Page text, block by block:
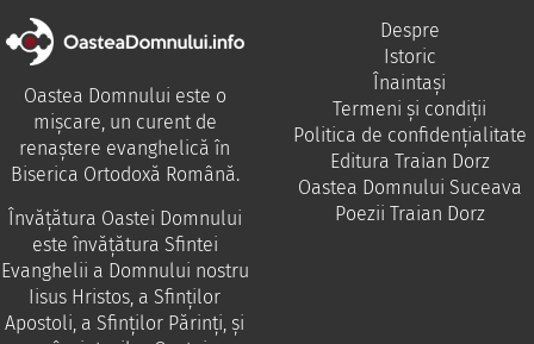
Oastea Domnului este o
mișcare, un curent de
renaștere evanghelică în
Biserica Ortodoxă Română.
Învăţătura Oastei Domnului
este învăţătura Sfintei
Evanghelii a Domnului nostru
Iisus Hristos, a Sfinţilor
Apostoli, a Sfinţilor Părinţi, şi
Despre
Istoric
Înaintași
Termeni și condiții
Politica de confidențialitate
Editura Traian Dorz
Oastea Domnului Suceava
Poezii Traian Dorz